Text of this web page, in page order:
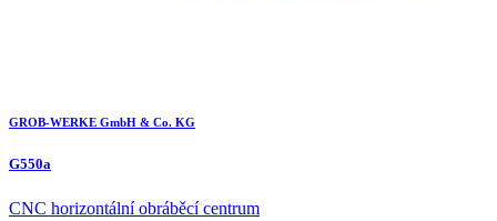
GROB-WERKE GmbH & Co. KG
G550a
CNC horizontální obráběcí centrum